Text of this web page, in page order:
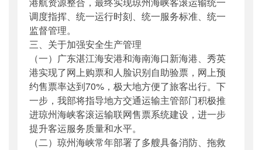
调度指挥、统一运行时刻、统一服务标准、统一
监督管理。
三、关于加强安全生产管理
（一）广东湛江海安港和海南海口新海港、秀英
港实现了网上购票和人脸识别自助验票，网上预
约售票率达到70%，极大地方便了旅客出行。下
一步，我部将指导地方交通运输主管部门积极推
进琼州海峡客滚运输联网售票系统建设，进一步
提升客运服务质量和水平。
（二）琼州海峡常年部署了多艘具备消防、拖救